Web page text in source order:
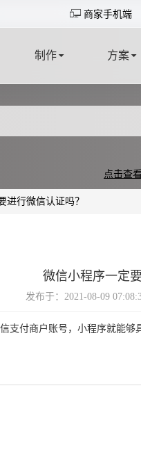
 商家手机端
制作 方案
点击查
进行微信认证吗？
微信小程序一定
发布于：2021-08-09
付商户账号，小程序就能